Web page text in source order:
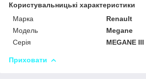
Користувальницькі характеристики
Марка
Renault
Модель
Megane
Серія
MEGANE
Приховати